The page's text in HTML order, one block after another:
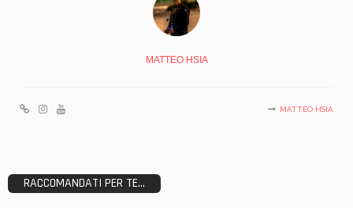
MATTEO HSIA
MATTEO HSIA
RACCOMANDATI PER TE...